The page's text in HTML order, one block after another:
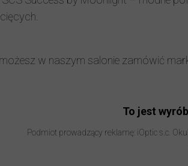
w naszym salonie zamówić
To jest
Podmiot prowadzący reklamę: iOptic s.c.